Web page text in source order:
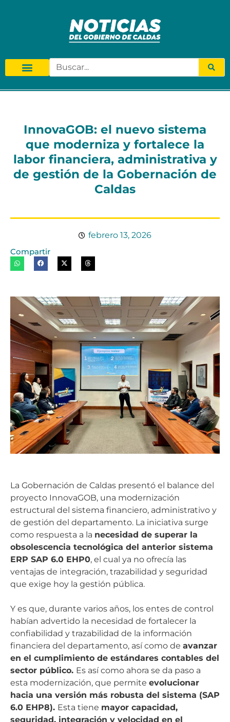
InnovaGOB: el nuevo sistema
que moderniza y fortalece la
labor financiera, administrativa y
de gestión de la Gobernación de
Caldas
febrero 13, 2026
Compartir
La Gobernación de Caldas presentó el balance del
proyecto InnovaGOB, una modernización
estructural del sistema financiero, administrativo y
de gestión del departamento. La iniciativa surge
como respuesta a la necesidad de superar la
obsolescencia tecnológica del anterior sistema
ERP SAP 6.0 EHP0, el cual ya no ofrecía las
ventajas de integración, trazabilidad y seguridad
que exige hoy la gestión pública.
Y es que, durante varios años, los entes de control
habían advertido la necesidad de fortalecer la
confiabilidad y trazabilidad de la información
financiera del departamento, así como de avanzar
en el cumplimiento de estándares contables del
sector público. Es así como ahora se da paso a
esta modernización, que permite evolucionar
hacia una versión más robusta del sistema (SAP
6.0 EHP8). Esta tiene mayor capacidad,
seguridad, integración y velocidad en el